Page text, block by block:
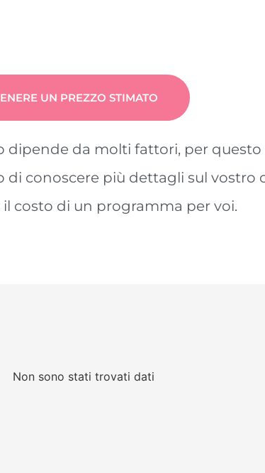
UN PREZZO STIMATO
dipende da molti fattori, per
di conoscere più dettagli sul vostro
costo di un programma per voi.
Non sono stati trovati dati